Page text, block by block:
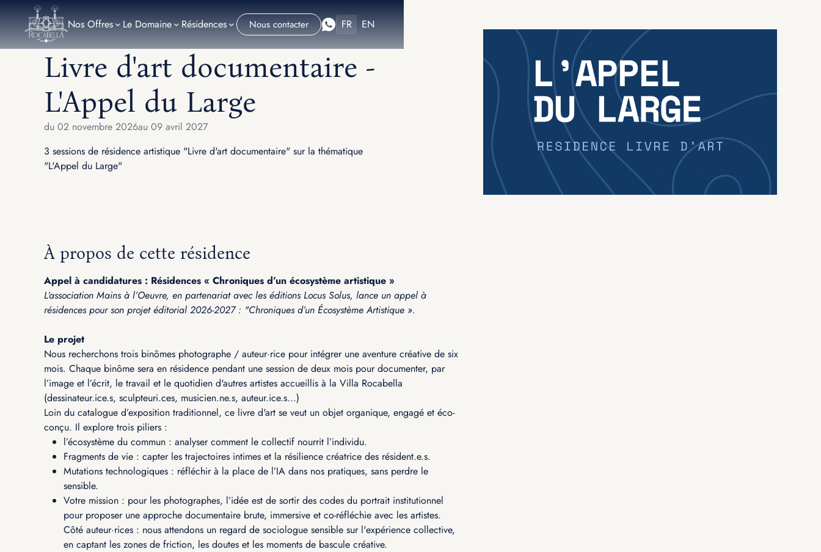
NosOffres Le Domaine Résidences Nous contacter FR EN
Livre d'art documentaire -
L'Appel du Large
du 02 novembre 2026au 09 avril 2027
3 sessions de résidence artistique "Livre d'art documentaire" sur la thématique
"L'Appel du Large"
À propos de cette résidence
Appel à candidatures : Résidences « Chroniques d’un écosystème artistique »
L’association Mains à l’Oeuvre, en partenariat avec les éditions Locus Solus, lance un appel à
résidences pour son projet éditorial 2026-2027 : "Chroniques d’un Écosystème Artistique ».
Le projet
Nous recherchons trois binômes photographe / auteur·rice pour intégrer une aventure créative de six
mois. Chaque binôme sera en résidence pendant une session de deux mois pour documenter, par
l’image et l’écrit, le travail et le quotidien d'autres artistes accueillis à la Villa Rocabella
(dessinateur.ice.s, sculpteuri.ces, musicien.ne.s, auteur.ice.s...)
Loin du catalogue d’exposition traditionnel, ce livre d'art se veut un objet organique, engagé et éco-
conçu. Il explore trois piliers :
l’écosystème du commun : analyser comment le collectif nourrit l’individu.
Fragments de vie : capter les trajectoires intimes et la résilience créatrice des résident.e.s.
Mutations technologiques : réfléchir à la place de l’IA dans nos pratiques, sans perdre le
sensible.
Votre mission : pour les photographes, l’idée est de sortir des codes du portrait institutionnel
pour proposer une approche documentaire brute, immersive et co-réfléchie avec les artistes.
Côté auteur·rices : nous attendons un regard de sociologue sensible sur l'expérience collective,
en captant les zones de friction, les doutes et les moments de bascule créative.